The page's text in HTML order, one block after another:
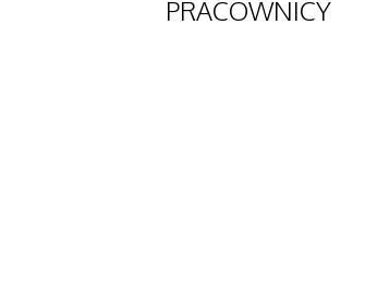
PRACOWNICY